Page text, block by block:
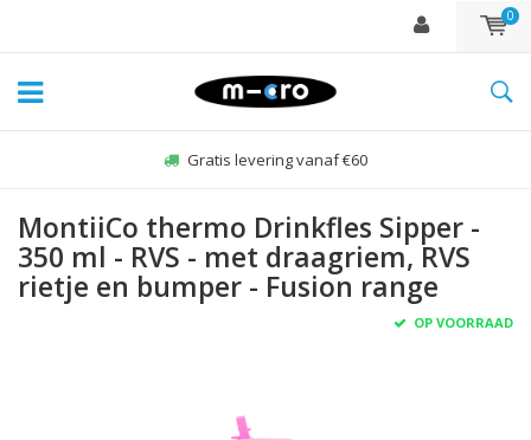
0
Gratis levering vanaf €60
MontiiCo thermo Drinkfles Sipper -
350 ml - RVS - met draagriem, RVS
rietje en bumper - Fusion range
OP VOORRAAD